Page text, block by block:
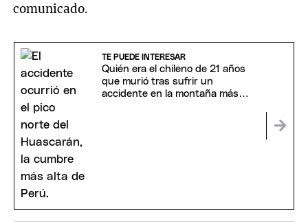
comunicado.
TE PUEDE INTERESAR
Quién era el chileno de 21 años
que murió tras sufrir un
accidente en la montaña más